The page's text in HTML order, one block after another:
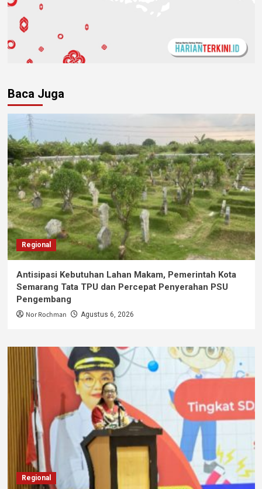
Baca Juga
Regional
Antisipasi Kebutuhan Lahan Makam, Pemerintah Kota
Semarang Tata TPU dan Percepat Penyerahan PSU
Pengembang
Nor Rochman Agustus 6, 2026
Regional